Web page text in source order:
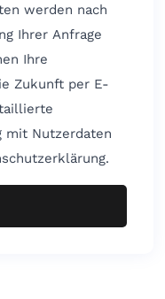
werden nach
Ihrer Anfrage
Zukunft per E-
mit Nutzerdaten